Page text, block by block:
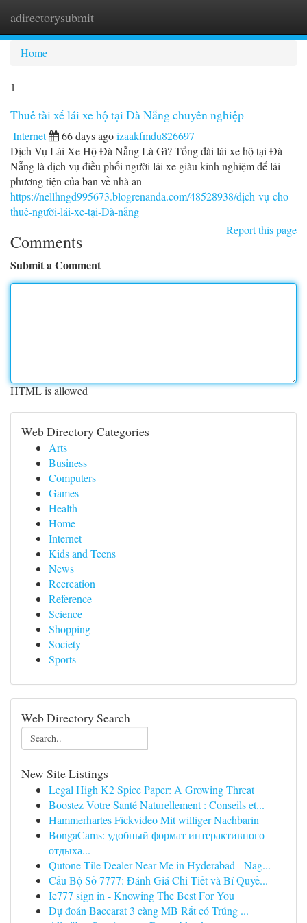
adirectorysubmit
Home
1
Thuê tài xế lái xe hộ tại Đà Nẵng chuyên nghiệp
Internet 66 days agoizaakfmdu826697
Dịch Vụ Lái Xe Hộ Đà Nẵng Là Gì? Tổng đài lái xe hộ tại Đà
Nẵng là dịch vụ điều phối người lái xe giàu kinh nghiệm để lái
phương tiện của bạn về nhà an
https://nellhngd995673.blogrenanda.com/48528938/dịch-vụ-cho-
thuê-người-lái-xe-tại-Đà-nẵng
Report this page
Comments
Submit a Comment
HTML is allowed
Web Directory Categories
Arts
Business
Computers
Games
Health
Home
Internet
Kids and Teens
News
Recreation
Reference
Science
Shopping
Society
Sports
Web Directory Search
New Site Listings
Legal High K2 Spice Paper: A Growing Threat
Boostez Votre Santé Naturellement : Conseils et...
Hammerhartes Fickvideo Mit williger Nachbarin
BongaCams: удобный формат интерактивного
отдыха...
Qutone Tile Dealer Near Me in Hyderabad - Nag...
Cầu Bộ Số 7777: Đánh Giá Chi Tiết và Bí Quyế...
Ie777 sign in - Knowing The Best For You
Dự đoán Baccarat 3 càng MB Rất có Trúng ...